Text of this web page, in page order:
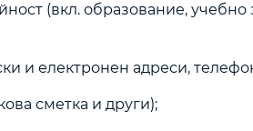
(вкл. образование,
и електронен адреси,
сметка и други);